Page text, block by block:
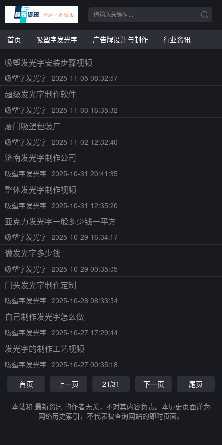
首页 吸塑字发光字 广告牌设计与制作 行业资讯
吸塑发光字安装步骤视频
吸塑字发光字 2025-11-05 08:32:57
超级发光字制作软件
吸塑字发光字 2025-11-03 16:35:32
厦门吸塑包装厂
吸塑字发光字 2025-11-02 12:32:40
济南发光字制作公司
吸塑字发光字 2025-10-31 20:41:35
整体发光字制作视频
吸塑字发光字 2025-10-31 12:35:20
亚克力发光字一般多少钱一平方
吸塑字发光字 2025-10-29 16:34:17
做发光字多少钱
吸塑字发光字 2025-10-29 00:35:05
门头发光字制作定制
吸塑字发光字 2025-10-28 08:33:54
自己制作发光字怎么做
吸塑字发光字 2025-10-27 17:29:44
发光字的制作工艺视频
吸塑字发光字 2025-10-27 00:35:18
首页
上一页 21/31 下一页 尾页
本站和 最新资讯 的作者无关，不对其内容负责。本历史页面谨为
网络历史索引，不代表被查询网站的即时页面。